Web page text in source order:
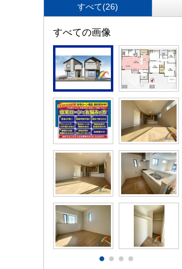
すべて(26)
すべての画像